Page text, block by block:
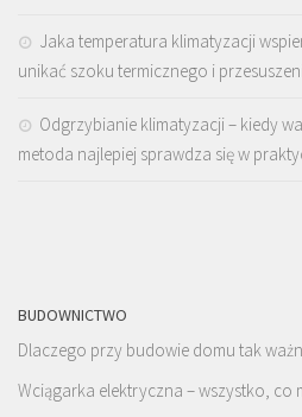
Jaka temperatura klimatyzacji
unikać szoku termicznego i
Odgrzybianie klimatyzacji – kiedy
metoda najlepiej sprawdza się w
BUDOWNICTWO
Dlaczego przy budowie domu tak
Wciągarka elektryczna – wszystko, co